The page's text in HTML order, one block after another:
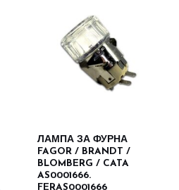
ЛАМПА ЗА ФУРНА
FAGOR / BRANDT /
BLOMBERG / CATA
AS0001666.
FERAS0001666